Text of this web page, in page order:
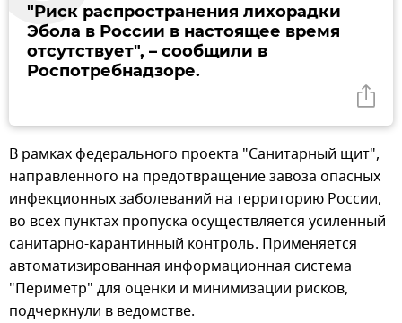
"Риск распространения лихорадки
Эбола в России в настоящее время
отсутствует", – сообщили в
Роспотребнадзоре.
В рамках федерального проекта "Санитарный щит",
направленного на предотвращение завоза опасных
инфекционных заболеваний на территорию России,
во всех пунктах пропуска осуществляется усиленный
санитарно-карантинный контроль. Применяется
автоматизированная информационная система
"Периметр" для оценки и минимизации рисков,
подчеркнули в ведомстве.